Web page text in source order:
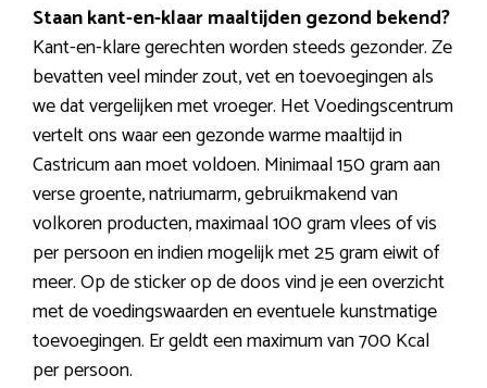
Staan kant-en-klaar maaltijden gezond bekend?
Kant-en-klare gerechten worden steeds gezonder. Ze
bevatten veel minder zout, vet en toevoegingen als
we dat vergelijken met vroeger. Het Voedingscentrum
vertelt ons waar een gezonde warme maaltijd in
Castricum aan moet voldoen. Minimaal 150 gram aan
verse groente, natriumarm, gebruikmakend van
volkoren producten, maximaal 100 gram vlees of vis
per persoon en indien mogelijk met 25 gram eiwit of
meer. Op de sticker op de doos vind je een overzicht
met de voedingswaarden en eventuele kunstmatige
toevoegingen. Er geldt een maximum van 700 Kcal
per persoon.